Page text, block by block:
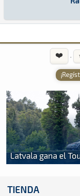
WRC · Rally de
❤️ ·
Latvala gana el
TIENDA